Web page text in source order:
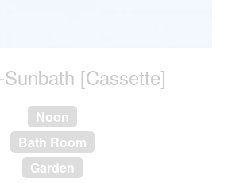
[Cassette]
Noon
Bath Room
Garden